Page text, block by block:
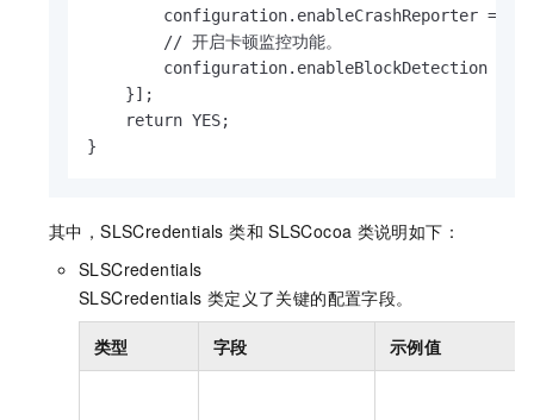
configuration.enableCrashReporter =
        // 开启卡顿监控功能。
configuration.enableBlockDetection =
    }];
    return YES;
}
其中，SLSCredentials 类和 SLSCocoa 类说明如下：
SLSCredentials
SLSCredentials 类定义了关键的配置字段。
类型 字段 示例值